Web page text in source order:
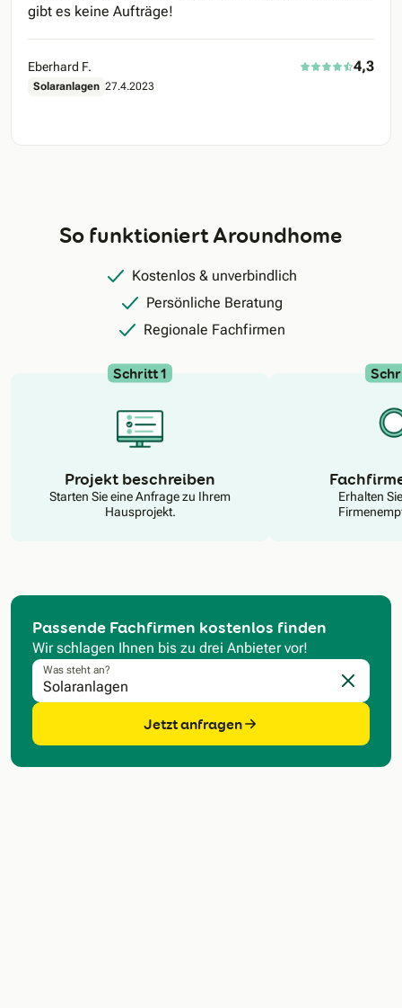
gibt es keine Aufträge!
Eberhard F. 4,3
Solaranlagen 27.4.2023
So funktioniert Aroundhome
Kostenlos & unverbindlich
Persönliche Beratung
Regionale Fachfirmen
Schritt 1
Projekt beschreiben
Starten Sie eine Anfrage zu Ihrem
Hausprojekt.
Erhalten
Passende Fachfirmen kostenlos finden
Wir schlagen Ihnen bis zu drei Anbieter vor!
Was steht an?
Eingabe
Jetzt anfragen